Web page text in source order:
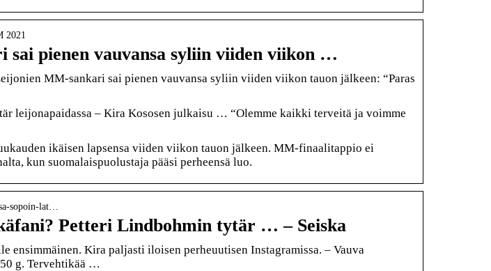
2021
pienen vauvansa syliin viiden viikon …
MM-sankari sai pienen vauvansa syliin viiden viikon tauon jälkeen: “Paras
leijonapaidassa – Kira Kososen julkaisu … “Olemme kaikki terveitä ja voimme
ikäisen lapsensa viiden viikon tauon jälkeen. MM-finaalitappio ei
kun suomalaispuolustaja pääsi perheensä luo.
sopoin-lat…
Petteri Lindbohmin tytär … – Seiska
ensimmäinen. Kira paljasti iloisen perheuutisen Instagramissa. – Vauva
g. Tervehtikää …